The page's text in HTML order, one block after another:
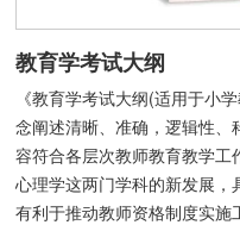
教育学考试大纲
《教育学考试大纲(适用于小
念阐述清晰、准确，逻辑性
容符合各层次教师教育教学
心理学这两门学科的新发展
有利于推动教师资格制度实施